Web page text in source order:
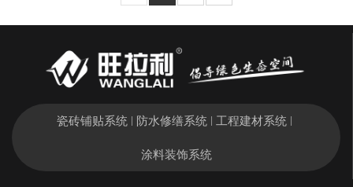
瓷砖铺贴系统 防水修缮系统 工程建材系统
涂料装饰系统